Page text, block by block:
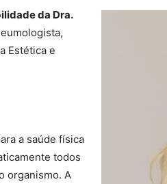
da Dra.
Estética e
a saúde física
todos
organismo. A